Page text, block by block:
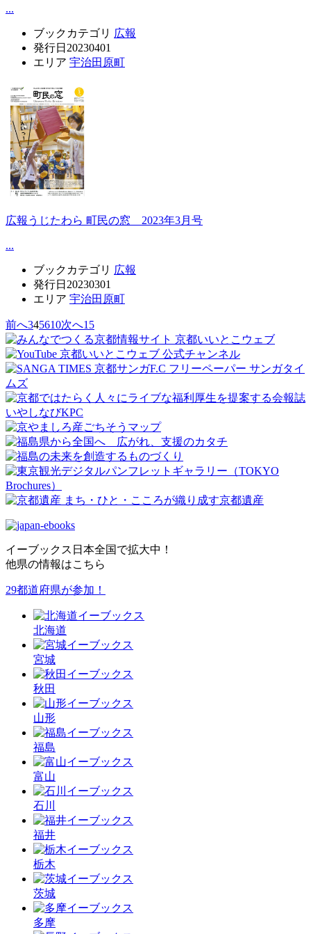
...
ブックカテゴリ 広報
発行日 20230401
エリア 宇治田原町
広報うじたわら 町民の窓 2023年3月号
...
ブックカテゴリ 広報
発行日 20230301
エリア 宇治田原町
前へ345610次へ15
イーブックス日本全国で拡大中！
他県の情報はこちら
29都道府県が参加！
北海道
宮城
秋田
山形
福島
富山
石川
福井
栃木
茨城
多摩